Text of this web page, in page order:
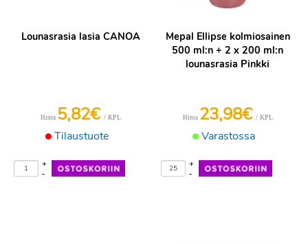
Lounasrasia lasia CANOA
Tilaustuote
Hinta 5,82€ / KPL
-
+
Mepal Ellipse kolmiosainen
500 ml:n + 2 x 200 ml:n
lounasrasia Pinkki
Varastossa
Hinta 23,98€ / KPL
-
+